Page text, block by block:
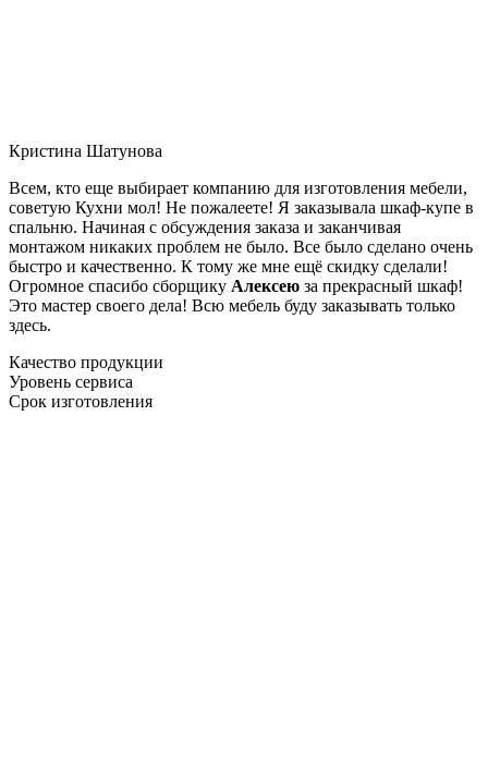
Кристина Шатунова
Всем, кто еще выбирает компанию для изготовления мебели,
советую Кухни мол! Не пожалеете! Я заказывала шкаф-купе в
спальню. Начиная с обсуждения заказа и заканчивая
монтажом никаких проблем не было. Все было сделано очень
быстро и качественно. К тому же мне ещё скидку сделали!
Огромное спасибо сборщику Алексею за прекрасный шкаф!
Это мастер своего дела! Всю мебель буду заказывать только
здесь.
Качество продукции
Уровень сервиса
Срок изготовления